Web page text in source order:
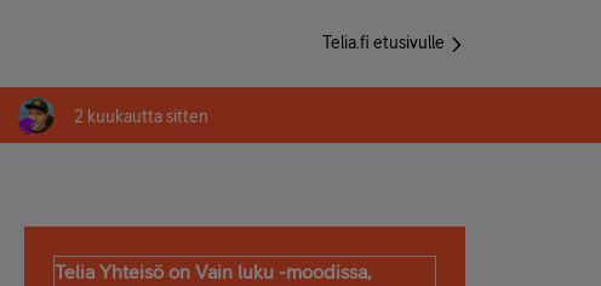
Telia.fi etusivulle
2 kuukautta sitten
Telia Yhteisö on Vain luku -moodissa,